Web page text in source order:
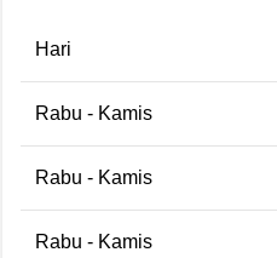
Hari
Rabu - Kamis
Rabu - Kamis
Rabu - Kamis